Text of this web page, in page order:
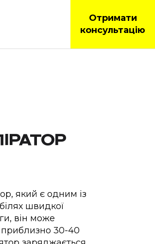
Отримати
консультацію
який є одним із
швидкої
він може
30-40